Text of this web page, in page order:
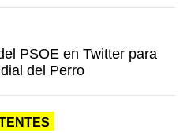
PSOE en Twitter para
del Perro